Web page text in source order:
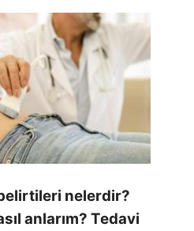
nelerdir?
anlarım? Tedavi